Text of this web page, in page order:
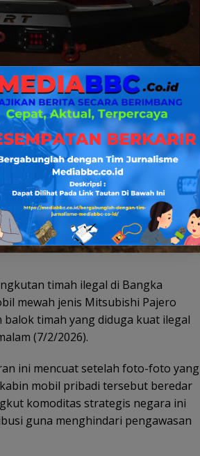
timah ilegal di Bangka
mewah jenis Mitsubishi Pajero
timah yang diduga kuat ilegal
(7/2/2026).
ini mencuat setelah foto-foto yang
mobil pribadi tersebut beredar
komoditas strategis negara ini
guna menghindari pengawasan